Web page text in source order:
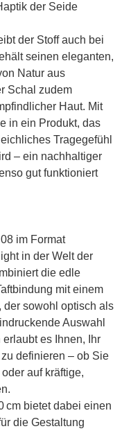
der Seide
der Stoff auch bei
seinen eleganten,
Natur aus
Schal zudem
Haut. Mit
in ein Produkt, das
Tragegefühl
– ein nachhaltiger
gut funktioniert
im Format
in der Welt der
die edle
mit einem
sowohl optisch als
Auswahl
es Ihnen, Ihr
definieren – ob Sie
auf kräftige,
cm bietet dabei einen
die Gestaltung